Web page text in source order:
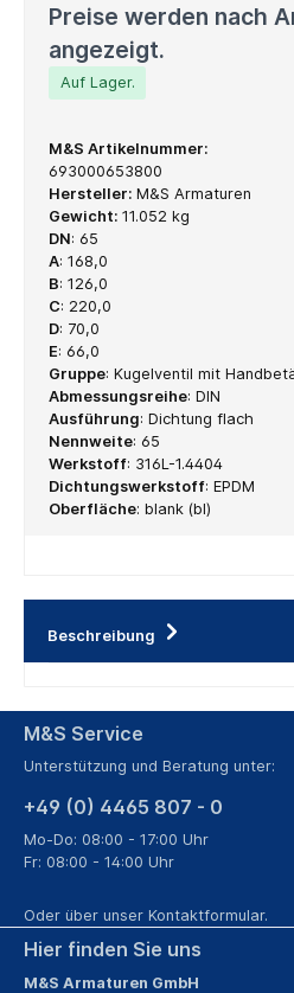
Preise werden nach
angezeigt.
Auf Lager.
M&S Artikelnummer:
693000653800
Hersteller: M&S Armaturen
Gewicht: 11.052 kg
DN: 65
A: 168,0
B: 126,0
C: 220,0
D: 70,0
E: 66,0
Gruppe: Kugelventil mit
Abmessungsreihe: DIN
Ausführung: Dichtung flach
Nennweite: 65
Werkstoff: 316L-1.4404
Dichtungswerkstoff: EPDM
Oberfläche: blank (bl)
Beschreibung
M&S Service
Unterstützung und Beratung unter:
+49 (0) 4465 807 - 0
Mo-Do: 08:00 - 17:00 Uhr
Fr: 08:00 - 14:00 Uhr
Oder über unser Kontaktformular.
Hier finden Sie uns
M&S Armaturen GmbH